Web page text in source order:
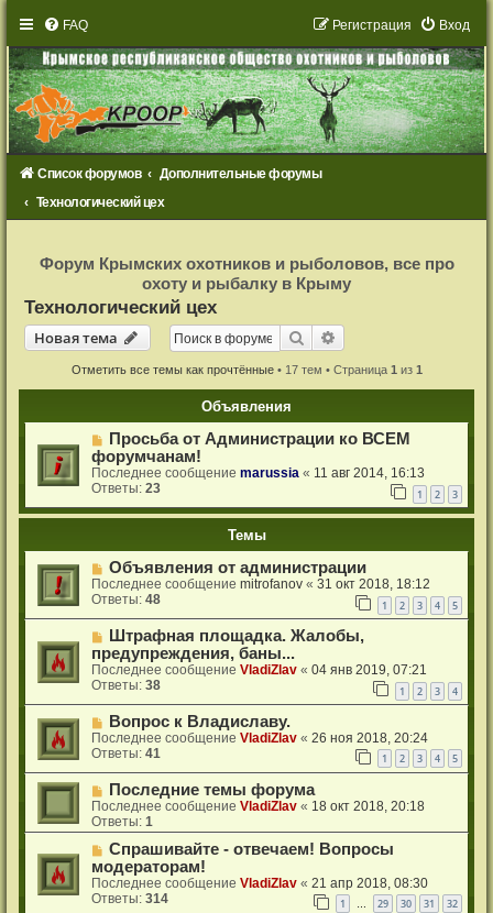
FAQ Вход
Регистрация
Список форумов
Дополнительные форумы
Технологический цех
с
т
р
а
ц
Форум Крымских охотников и рыболовов, все про
охоту и рыбалку в Крыму
Технологический цех
Новая тема
Новаятема Поиск
Отметить все темы как прочтённые• 17 тем • Страница 1 из 1
Объявления
Просьба от Администрации ко ВСЕМ
форумчанам!
Последнее сообщениеmarussia « 11 авг 2014, 16:13
Ответы:23 1 2 3
Темы
Объявления от администрации
Последнее сообщениеmitrofanov «31 окт 2018, 18:12
Ответы:48 1 2 3 4 5
Штрафная площадка. Жалобы,
предупреждения, баны...
Последнее сообщениеVladiZlav «04 янв 2019, 07:21
Ответы:38 1 2 3 4
Вопрос к Владиславу.
Последнее сообщениеVladiZlav «26 ноя 2018, 20:24
Ответы:41 1 2 3 4 5
Последние темы форума
Последнее сообщениеVladiZlav « 18 окт 2018, 20:18
Ответы:1
Спрашивайте - отвечаем! Вопросы
модераторам!
Последнее сообщениеVladiZlav «21 апр 2018, 08:30
Ответы:314 1 … 29 30 31 32